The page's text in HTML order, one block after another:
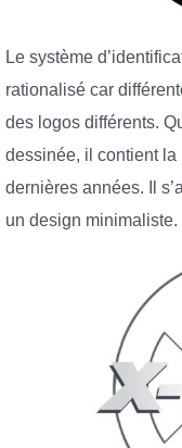
Le système
rationalisé car
des logos différents.
dessinée, il contient la
dernières années. Il
un design minimaliste.